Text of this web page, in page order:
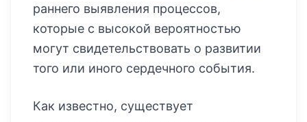
раннего выявления процессов,
которые с высокой вероятностью
могут свидетельствовать о развитии
того или иного сердечного события.
Как известно, существует